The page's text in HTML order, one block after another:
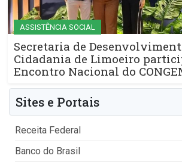
ASSISTÊNCIA SOCIAL
Secretaria de
Cidadania de Limoeiro
Encontro Nacional do
Sites e Portais
Receita Federal
Banco do Brasil